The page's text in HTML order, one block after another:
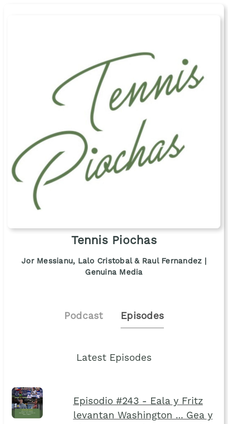
Tennis Piochas
Jor Messianu, Lalo Cristobal & Raul Fernandez |
Genuina Media
Podcast Episodes
Latest Episodes
Episodio #243 - Eala y Fritz
levantan Washington ... Gea y